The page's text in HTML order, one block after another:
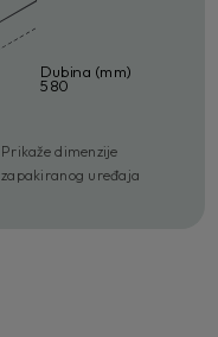
Dubina (mm)
580
Prikaže dimenzije
zapakiranog uređaja